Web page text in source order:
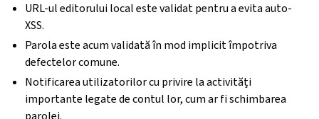
URL-ul editorului local este validat pentru a evita auto-
XSS.
Parola este acum validată în mod implicit împotriva
defectelor comune.
Notificarea utilizatorilor cu privire la activități
importante legate de contul lor, cum ar fi schimbarea
parolei.